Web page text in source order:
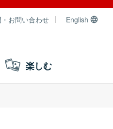
お問い合わせ English
楽しむ